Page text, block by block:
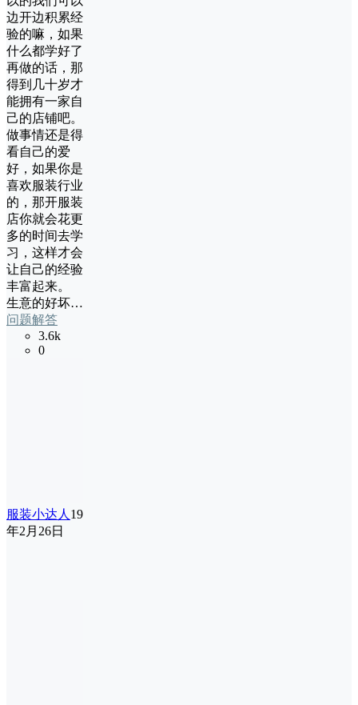
边开边积累经
验的嘛，如果
什么都学好了
再做的话，那
得到几十岁才
能拥有一家自
己的店铺吧。
做事情还是得
看自己的爱
好，如果你是
喜欢服装行业
的，那开服装
店你就会花更
多的时间去学
习，这样才会
让自己的经验
丰富起来。
生意的好坏…
问题解答
3.6k
0
服装小达人 19
年2月26日